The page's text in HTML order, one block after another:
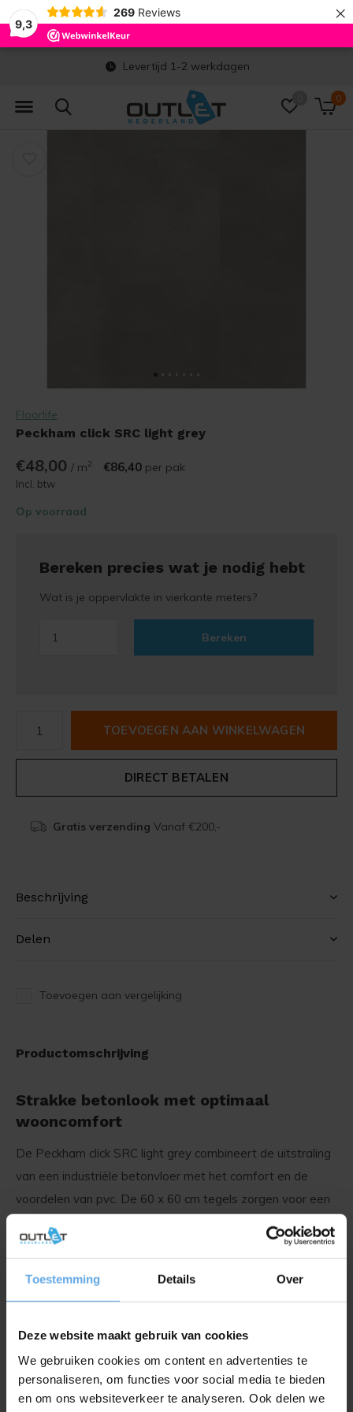
Toestemming Details Over
Deze website maakt gebruik van cookies
We gebruiken cookies om content en advertenties te
personaliseren, om functies voor social media te bieden
en om ons websiteverkeer te analyseren. Ook delen we
9,3
269 Reviews ×
0
Levertijd 1-2 werkdagen
Floorlife
Peckham click SRC light grey
€48,00 / m2 €86,40 per pak
Incl. btw
Op voorraad
Bereken precies wat je nodig hebt
Wat is je oppervlakte in vierkante meters?
Bereken
TOEVOEGEN AAN WINKELWAGEN
DIRECT BETALEN
Gratis verzending Vanaf €200,-
Beschrijving
Delen
Toevoegen aan vergelijking
Productomschrijving
Strakke betonlook met optimaal
wooncomfort
De Peckham click SRC light grey combineert de uitstraling
van een industriële betonvloer met het comfort en de
voordelen van pvc. De 60 x 60 cm tegels zorgen voor een
moderne en minimalistische sfeer, perfect voor een strak
interieur.
Deze vloer is voorzien van een IXPE-onderlaag, wat zorgt
voor een contactgeluidreductie van 10 dB. Hierdoor is de
vloer ideaal voor appartementen en andere woonruimtes